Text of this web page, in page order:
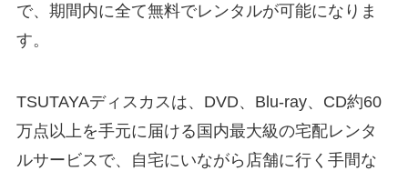
で、期間内に全て無料でレンタルが可能になりま
す。
TSUTAYAディスカスは、DVD、Blu‑ray、CD約60
万点以上を手元に届ける国内最大級の宅配レンタ
ルサービスで、自宅にいながら店舗に行く手間な